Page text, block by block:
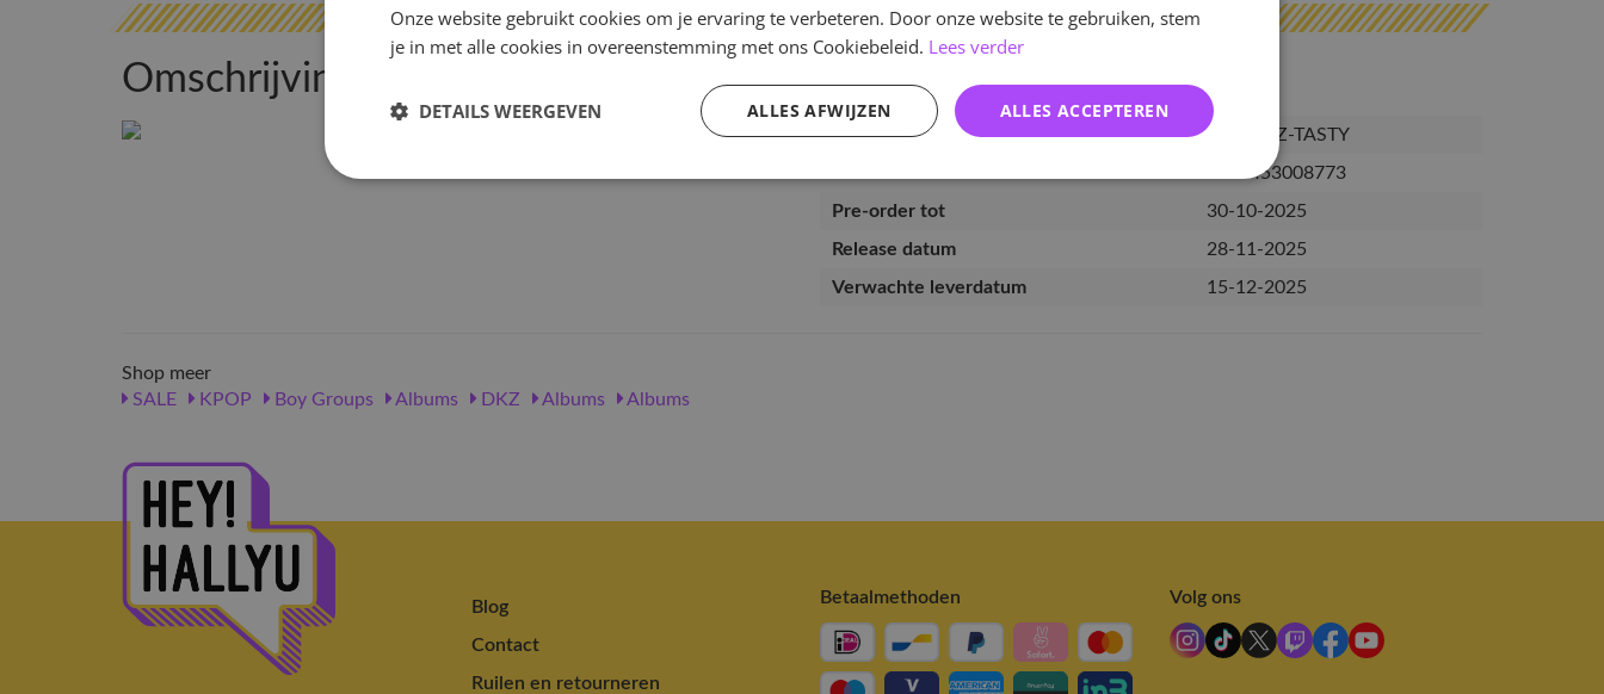
Omschrijving Specificaties
Artikelnummer
PRE-DKZ-TASTY
3237453008773
Pre-order tot
30-10-2025
Release datum
28-11-2025
Verwachte leverdatum
15-12-2025
Shop meer
SALE
KPOP Boy Groups Albums DKZ Albums Albums
Blog
Contact
Ruilen en retourneren
Betaalmethoden Volg ons
Onze website gebruikt cookies om je ervaring te verbeteren. Door onze website te gebruiken, stem
je in met alle cookies in overeenstemming met ons Cookiebeleid. Lees verder
ALLES ACCEPTEREN
ALLES AFWIJZEN
DETAILS WEERGEVEN